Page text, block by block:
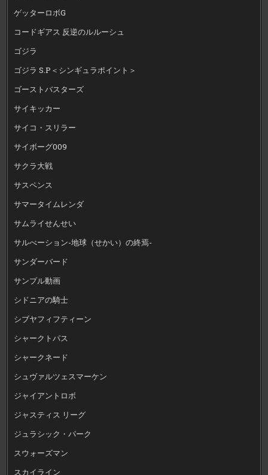
ゲッターロボG
コードギアス 反逆のルルーシュ
ゴジラ
ゴジラ S.P＜シンギュラポイント＞
ゴーストバスターズ
サイキッカー
サイコ・スリラー
サイボーグ009
サクラ大戦
サスペンス
サマータイムレンダ
サムライせんせい
サルべーション-地球（せかい）の終焉-
サンダーバード
サンプル動画
シドニアの騎士
シブヤフィフティーン
シャークトパス
シャークネード
シュヴァルツェスマーケン
ジャイアントロボ
ジャスティス リーグ
ジュラシック・パーク
スウォーズマン
スカイライン